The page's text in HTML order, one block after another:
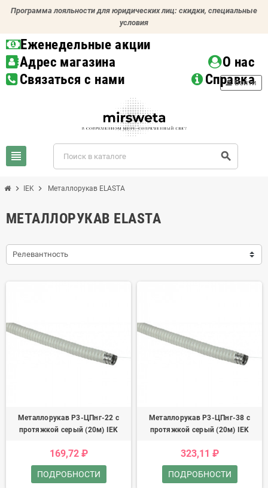
Программа лояльности для юридических лиц: скидки, специальные
условия
Еженедельные акции
Адрес магазина
О нас
Связаться с нами
Справка
view_headline search
person Войти
chevron_right IEK chevron_right Металлорукав ELASTA
МЕТАЛЛОРУКАВ ELASTA
Релевантность
Металлорукав Р3-ЦПнг-22 с
протяжкой серый (20м) IEK
169,72 ₽
ПОДРОБНОСТИ
Металлорукав Р3-ЦПнг-38 с
протяжкой серый (20м) IEK
323,11 ₽
ПОДРОБНОСТИ